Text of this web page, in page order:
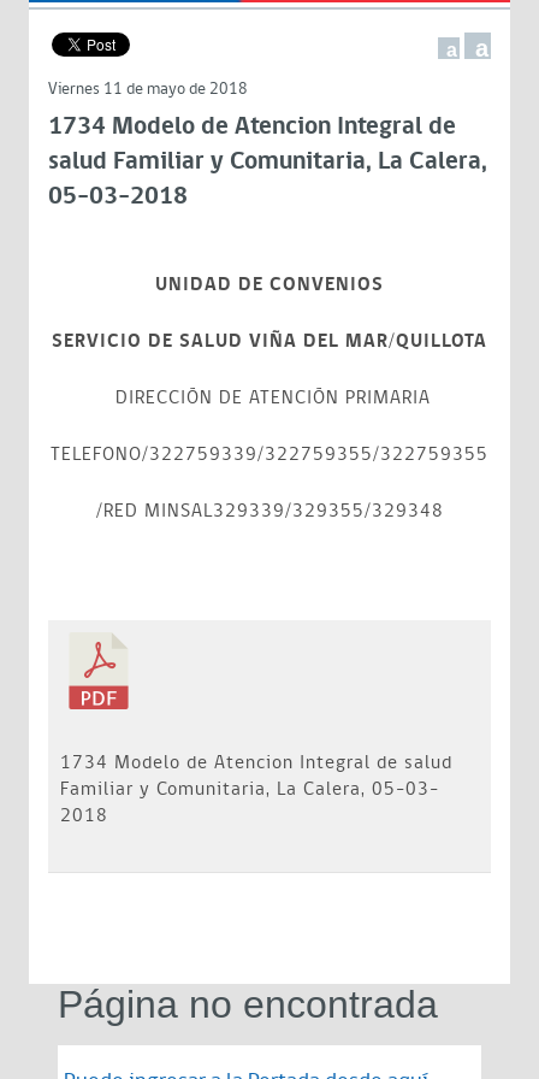
a a
Viernes 11 de mayo de 2018
1734 Modelo de Atencion Integral de
salud Familiar y Comunitaria, La Calera,
05-03-2018
UNIDAD DE CONVENIOS
SERVICIO DE SALUD VIÑA DEL MAR/QUILLOTA
DIRECCIÓN DE ATENCIÓN PRIMARIA
TELEFONO/322759339/322759355/322759355
/RED MINSAL329339/329355/329348
1734 Modelo de Atencion Integral de salud
Familiar y Comunitaria, La Calera, 05-03-
2018
Página no encontrada